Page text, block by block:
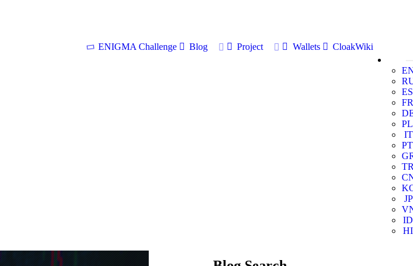
ENIGMA Challenge Blog Project Wallets
CloakWiki
ES
FR
PL
IT
PT
JP
ID
HI